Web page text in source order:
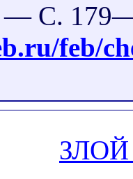
— С.
feb/